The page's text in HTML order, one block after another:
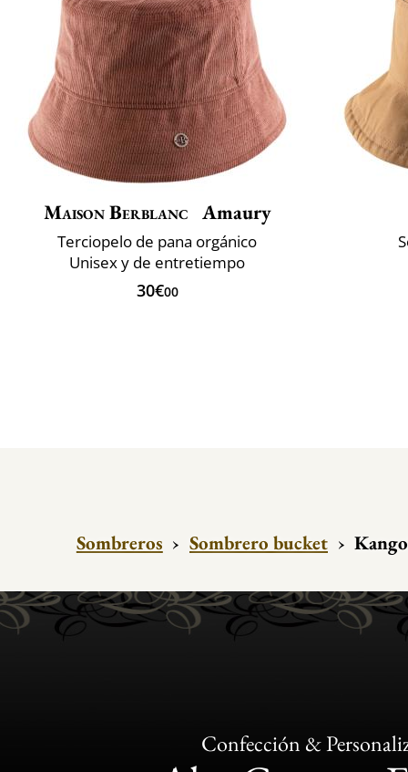
Maison Berblanc Amaury
Terciopelo de pana orgánico
Unisex y de entretiempo
30€00
Sombreros › Sombrero bucket ›
Confección &